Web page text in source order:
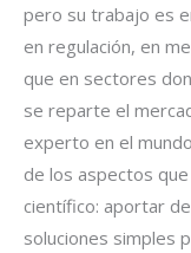
pero su trabajo es
en regulación, en
que en sectores
se reparte el
experto en el
de los aspectos
científico: aportar
soluciones simples